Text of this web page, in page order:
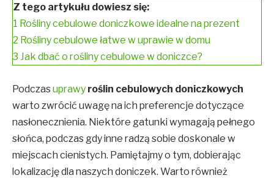
Z tego artykułu dowiesz się:
1 Rośliny cebulowe doniczkowe idealne na prezent
2 Rośliny cebulowe łatwe w uprawie w domu
3 Jak dbać o rośliny cebulowe w doniczce?
Podczasuprawy roślin cebulowych doniczkowych
warto zwrócić uwagę na ich preferencje dotyczące
nasłonecznienia. Niektóre gatunki wymagają pełnego
słońca, podczas gdy inne radzą sobie doskonale w
miejscach cienistych. Pamiętajmy o tym, dobierając
lokalizację dla naszych doniczek. Warto również